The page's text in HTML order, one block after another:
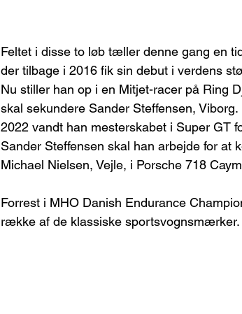
Feltet i disse to løb tæller denne gang en
der tilbage i 2016 fik sin debut i verdens
Nu stiller han op i en Mitjet-racer på Ring
skal sekundere Sander Steffensen,
2022 vandt han mesterskabet i Super GT
Sander Steffensen skal han arbejde for at
Michael Nielsen, Vejle, i Porsche 718
Forrest i MHO Danish Endurance
række af de klassiske sportsvognsmærker.